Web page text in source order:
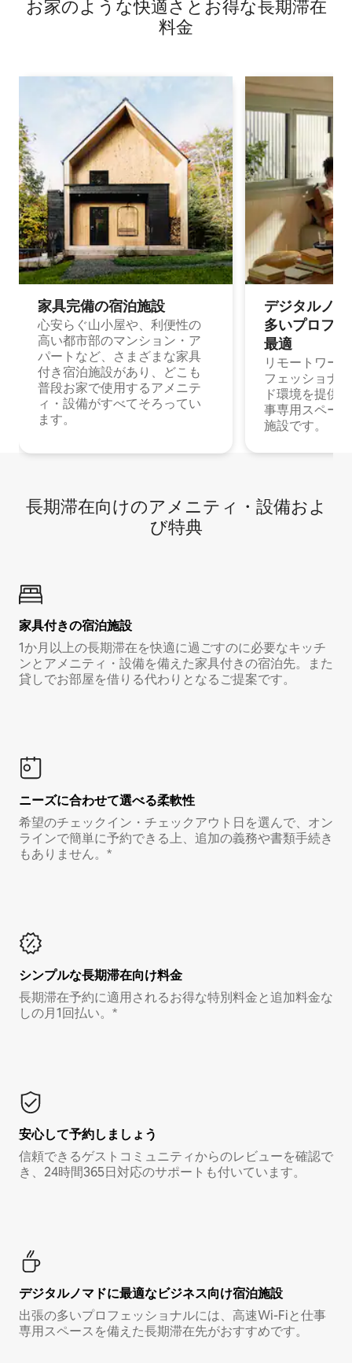
お家のような快⁠適⁠さ⁠とお⁠得⁠な長⁠期⁠滞⁠在
料⁠金
家具完備の宿⁠泊⁠施⁠設
心安らぐ山小屋や、利便性の
高い都市部のマンション・ア
パートなど、さまざまな家具
付き宿泊施設があり、どこも
普段お家で使用するアメニテ
ィ・設備がすべてそろってい
ます。
デジタルノ
多⁠いプ⁠ロ⁠フ⁠
最⁠適
リモートワー
フェッショナ
ド環境を提供
事専用スペー
施設です。
長期滞在向け⁠のア⁠メ⁠ニ⁠テ⁠ィ⁠・設⁠備⁠およ
び特⁠典
家具付き⁠の宿⁠泊⁠施⁠設
1か月以上の長期滞在を快適に過ごすのに必要なキッチ
ンとアメニティ・設備を備えた家具付きの宿泊先。また
貸しでお部屋を借りる代わりとなるご提案です。
ニーズに合わせて選べる柔軟性
希望のチェックイン・チェックアウト日を選んで、オン
ラインで簡単に予約できる上、追加の義務や書類手続き
もありません。*
シンプルな長期滞在向け料金
長期滞在予約に適用されるお得な特別料金と追加料金な
しの月1回払い。*
安心して予約しましょう
信頼できるゲストコミュニティからのレビューを確認で
き、24時間365日対応のサポートも付いています。
デジタルノマド⁠に最⁠適⁠なビ⁠ジ⁠ネ⁠ス⁠向⁠け宿⁠泊⁠施⁠設
出張の多いプロフェッショナルには、高速Wi-Fiと仕事
専用スペースを備えた長期滞在先がおすすめです。